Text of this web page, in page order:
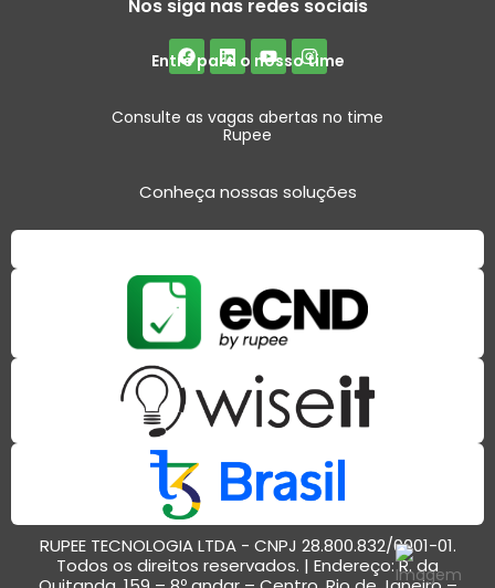
Nos siga nas redes sociais
Entre para o nosso time
Consulte as vagas abertas no time
Rupee
Conheça nossas soluções
RUPEE TECNOLOGIA LTDA - CNPJ 28.800.832/0001-01.
Todos os direitos reservados. | Endereço: R. da